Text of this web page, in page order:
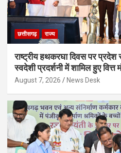
छत्तीसगढ़ राज्य
राष्ट्रीय हथकरघा दिवस पर
स्वदेशी प्रदर्शनी में शामिल हुए वित्त
August 7, 2026 News Desk